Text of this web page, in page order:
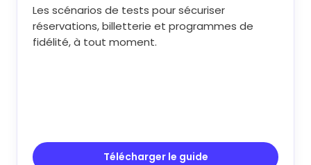
Les scénarios de tests pour sécuriser
réservations, billetterie et programmes de
fidélité, à tout moment.
Télécharger le guide